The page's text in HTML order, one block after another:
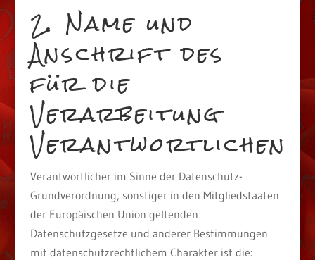
2. Name und
Anschrift des
für die
Verarbeitung
Verantwortlichen
Verantwortlicher im Sinne der Datenschutz-
Grundverordnung, sonstiger in den Mitgliedstaaten
der Europäischen Union geltenden
Datenschutzgesetze und anderer Bestimmungen
mit datenschutzrechtlichem Charakter ist die: